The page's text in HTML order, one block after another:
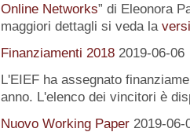
Online Networks” di Eleonora
maggiori dettagli si veda la
Finanziamenti 2018 2019-06-06
L'EIEF ha assegnato
anno. L'elenco dei vincitori è
Nuovo Working Paper 2019-06-